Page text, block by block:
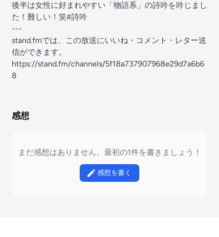
後半は女性に好まれやすい「物語系」の詩吟を吟じまし
た！難しい！笑#詩吟
---
stand.fmでは、この放送にいいね・コメント・レター送
信ができます。
https://stand.fm/channels/5f18a737907968e29d7a6b6
8
感想
まだ感想はありません。最初の1件を書きましょう！
感想を書く